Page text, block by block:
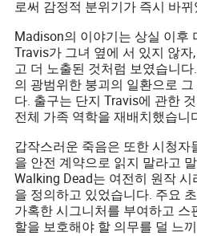
로써 감정적 분위기가 즉시 바
Madison의 이야기는 상실 이후
Travis가 그녀 옆에 서 있지 않
고 더 노출된 것처럼 보였습니
의 광범위한 붕괴의 일환으로
다. 출구는 단지 Travis에 관한
전체 가족 역학을 재배치했습니
갑작스러운 죽음은 또한 시청자
을 안전 계약으로 읽지 말라고
Walking Dead는 여전히 원작
을 정의하고 있었습니다. 주요
가혹한 시그니처를 부여하고 스
할을 보호해야 할 의무를 덜 느